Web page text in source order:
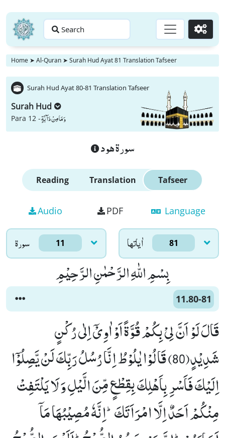
Search Go
Home ➤ Al-Quran ➤ Surah Hud Ayat 81 Translation Tafseer
Surah Hud Ayat 80-81 Translation Tafseer
Surah Hud
Para 12 -وَ مَا مِنْ دَآبَّةٍ
سورة هود
Reading Translation Tafseer
Audio PDF Language
سورۃ 11 اٰياتها 81
بِسْمِ اللّٰهِ الرَّحْمٰنِ الرَّحِیْمِ
11.80-81
قَالَ لَوْ اَنَّ لِیْ بِكُمْ قُوَّةً اَوْ اٰوِیْۤ اِلٰى رُكْنٍ
شَدِیْدٍ(80) قَالُوْا یٰلُوْطُ اِنَّا رُسُلُ رَبِّكَ لَنْ یَّصِلُوْۤا
اِلَیْكَ فَاَسْرِ بِاَهْلِكَ بِقِطْعٍ مِّنَ الَّیْلِ وَ لَا یَلْتَفِتْ
مِنْكُمْ اَحَدٌ اِلَّا امْرَاَتَكَؕ-اِنَّهٗ مُصِیْبُهَا مَاۤ